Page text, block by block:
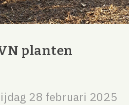
planten
28 februari 2025